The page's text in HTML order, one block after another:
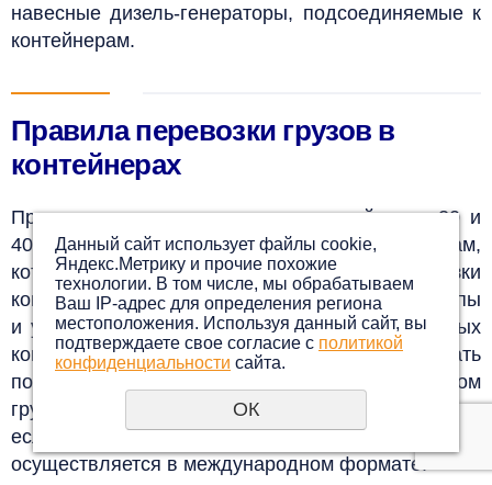
навесные дизель-генераторы, подсоединяемые к
контейнерам.
Правила перевозки грузов в
контейнерах
При транспортировке грузов в контейнерах 20 и
40 футов необходимо следовать правилам,
которые регулируют процесс перевозки
контейнеров. Правила содержат общие принципы
и условия для доставки грузов в универсальных
контейнерах. Также необходимо учитывать
положения и соглашения о международном
грузовом сообщении и другие правовые аспекты,
если контейнерная грузоперевозка
осуществляется в международном формате.
Данный сайт использует файлы cookie,
Яндекс.Метрику и прочие похожие
технологии. В том числе, мы обрабатываем
Ваш IP-адрес для определения региона
местоположения. Используя данный сайт, вы
подтверждаете свое согласие с политикой
конфиденциальности сайта.
ОК